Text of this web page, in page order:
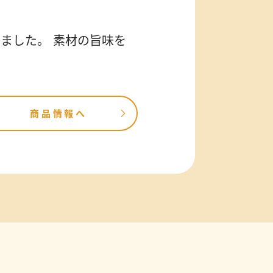
した。 素材の旨味を
商品情報へ